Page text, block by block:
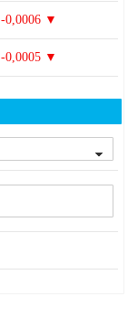
-0,0006 ▼
-0,0005 ▼